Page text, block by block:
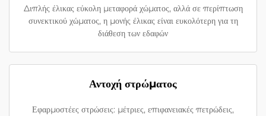
Διπλής έλικας εύκολη μεταφορά χώματος, αλλά σε περίπτωση
συνεκτικού χώματος, η μονής έλικας είναι ευκολότερη για τη
διάθεση των εδαφών
Αντοχή στρώματος
Εφαρμοστέες στρώσεις: μέτριες, επιφανειακές πετρώδεις,